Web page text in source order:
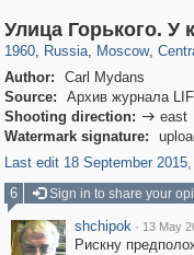
Улица Горького. У
1960, Russia
1,406,725
, Moscow
319,864 8,286
,
160,011
Author:
Carl Mydans
Source:
Архив журнала
Shooting direction:  east
Watermark signature:
Last edit 18 September
6
Sign in to share your
shchipok · 13 May
Рискну